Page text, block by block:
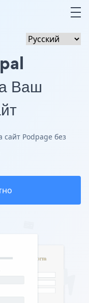
Ваш
сайт Podpage без